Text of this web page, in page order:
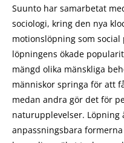
Suunto har samarbetat
sociologi, kring den nya
motionslöpning som
löpningens ökade
mängd olika mänskliga
människor springa för att
medan andra gör det för
naturupplevelser. Löpning
anpassningsbara